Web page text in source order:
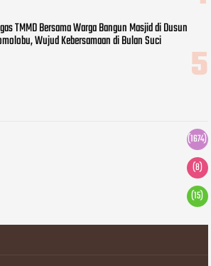
TMMD Bersama Warga Bangun Masjid di Dusun
Wujud Kebersamaan di Bulan Suci
(1674)
(8)
(15)